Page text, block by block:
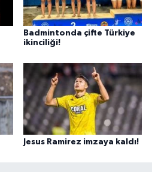
Badmintonda çifte Türkiye
ikinciliği!
Jesus Ramirez imzaya kaldı!